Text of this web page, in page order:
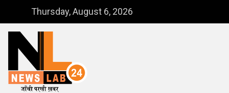
content
Thursday, August 6, 2026